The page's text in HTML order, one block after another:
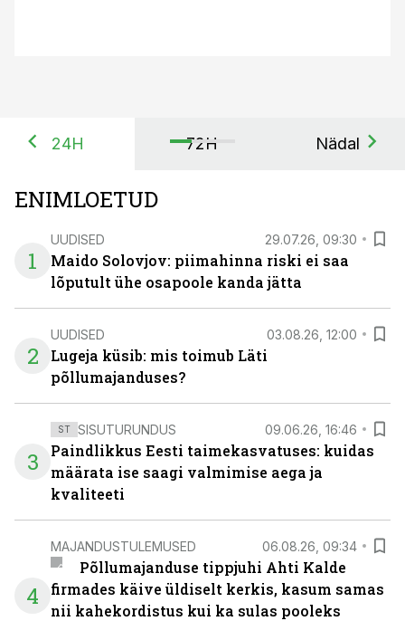
24H 72H Nädal
ENIMLOETUD
1
UUDISED 29.07.26, 09:30
Maido Solovjov: piimahinna riski ei saa
lõputult ühe osapoole kanda jätta
2
UUDISED 03.08.26, 12:00
Lugeja küsib: mis toimub Läti
põllumajanduses?
3
ST SISUTURUNDUS 09.06.26, 16:46
Paindlikkus Eesti taimekasvatuses: kuidas
määrata ise saagi valmimise aega ja
kvaliteeti
4
MAJANDUSTULEMUSED 06.08.26, 09:34
Põllumajanduse tippjuhi Ahti Kalde
firmades käive üldiselt kerkis, kasum samas
nii kahekordistus kui ka sulas pooleks